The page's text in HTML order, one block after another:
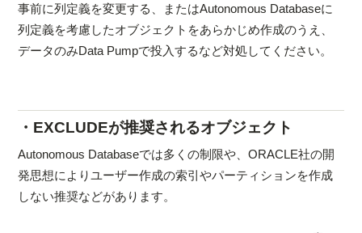
事前に列定義を変更する、またはAutonomous Databaseに
列定義を考慮したオブジェクトをあらかじめ作成のうえ、
データのみData Pumpで投入するなど対処してください。
・EXCLUDEが推奨されるオブジェクト
Autonomous Databaseでは多くの制限や、ORACLE社の開
発思想によりユーザー作成の索引やパーティションを作成
しない推奨などがあります。